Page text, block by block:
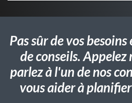
Pas sûr de vos
de conseils.
parlez à l'un de nos
vous aider à